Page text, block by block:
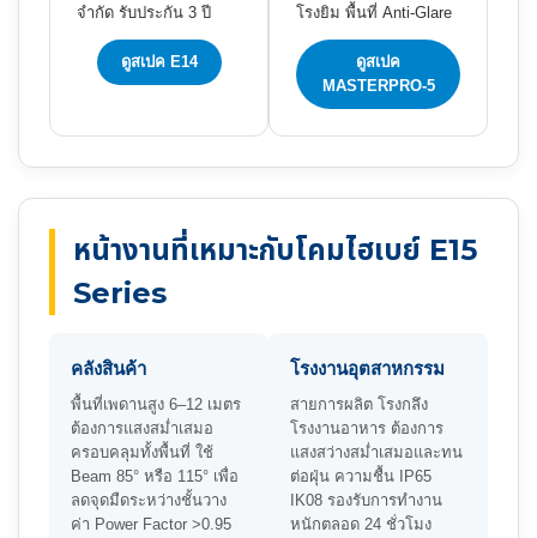
จำกัด รับประกัน 3 ปี
ดูสเปค E14
โรงยิม พื้นที่ Anti-Glare
ดูสเปค
MASTERPRO-5
หน้างานที่เหมาะกับโคมไฮเบย์ E15
Series
คลังสินค้า
พื้นที่เพดานสูง 6–12 เมตร
ต้องการแสงสม่ำเสมอ
ครอบคลุมทั้งพื้นที่ ใช้
Beam 85° หรือ 115° เพื่อ
ลดจุดมืดระหว่างชั้นวาง
ค่า Power Factor >0.95
โรงงานอุตสาหกรรม
สายการผลิต โรงกลึง
โรงงานอาหาร ต้องการ
แสงสว่างสม่ำเสมอและทน
ต่อฝุ่น ความชื้น IP65
IK08 รองรับการทำงาน
หนักตลอด 24 ชั่วโมง